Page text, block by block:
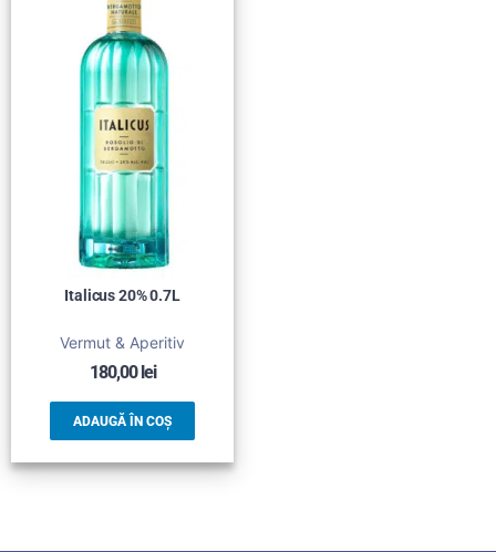
Italicus 20% 0.7L
Vermut & Aperitiv
180,00lei
ADAUGĂ ÎN COȘ